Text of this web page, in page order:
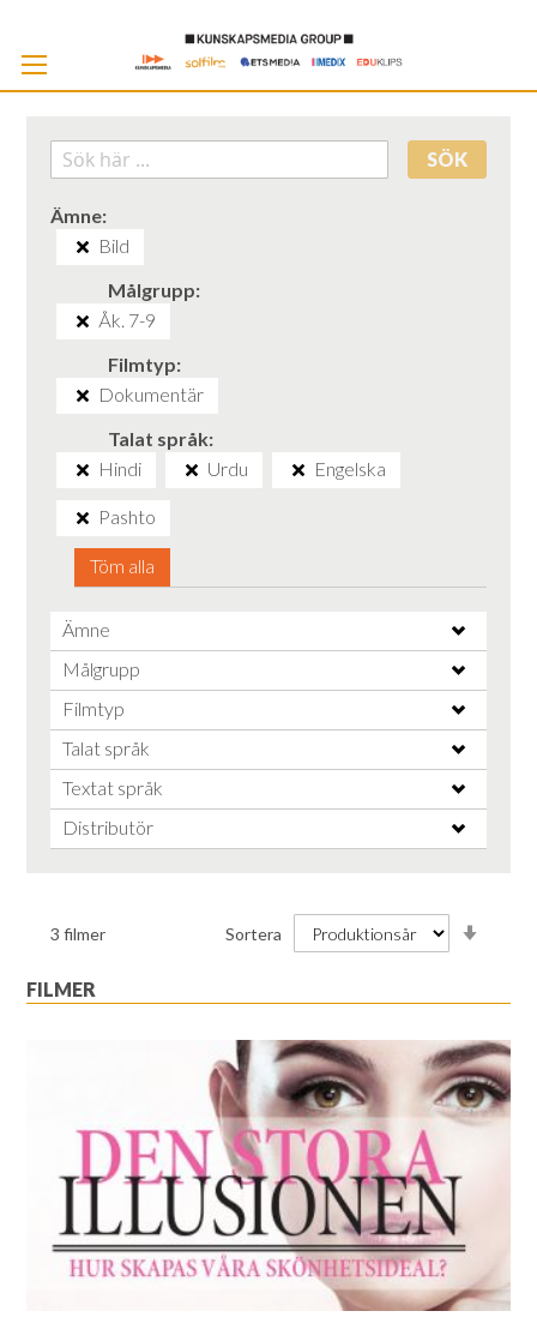
SÖK
Ämne
Bild
Målgrupp
Åk. 7-9
Filmtyp
Dokumentär
Talat språk
Hindi
Urdu Engelska
Pashto
Töm alla
Ämne
Målgrupp
Filmtyp
Talat språk
Textat språk
Distributör
3 filmer Sortera
FILMER